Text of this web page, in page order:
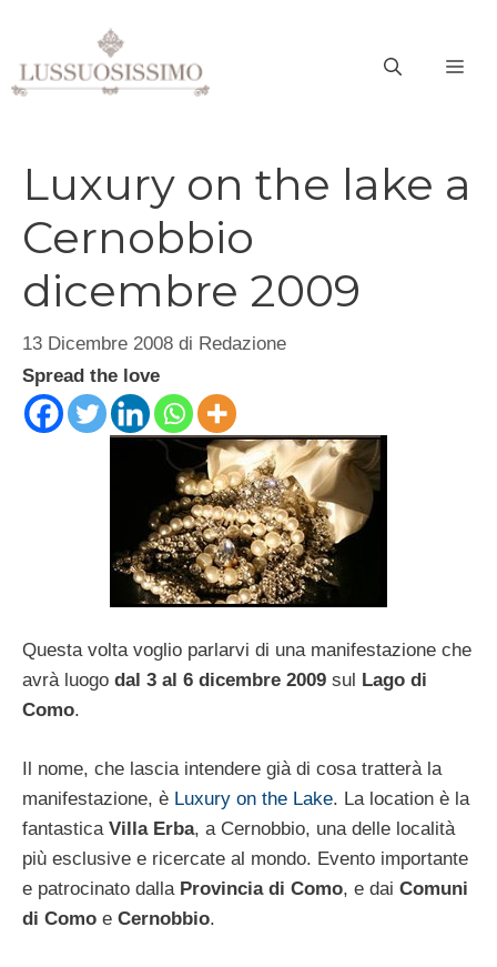
contenuto
Luxury on the lake a
Cernobbio
dicembre 2009
13 Dicembre 2008 di Redazione
Spread the love
Questa volta voglio parlarvi di una manifestazione che
avrà luogo dal 3 al 6 dicembre 2009 sul
Lago di
Como.
Il nome, che lascia intendere già di cosa tratterà la
manifestazione, è Luxury on the Lake. La location è la
fantastica Villa Erba, a Cernobbio, una delle località
più esclusive e ricercate al mondo. Evento importante
e patrocinato dalla Provincia di Como, e dai Comuni
di Como e Cernobbio.